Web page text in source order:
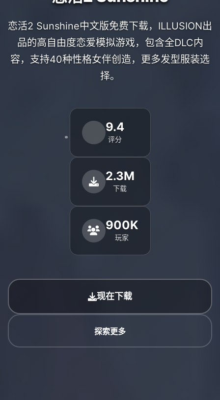
恋活2 Sunshine中文版免费下载，ILLUSION出
品的高自由度恋爱模拟游戏，包含全DLC内
容，支持40种性格女伴创造，更多发型服装选
择。
9.4
评分
2.3M
下载
900K
玩家
现在下载
探索更多